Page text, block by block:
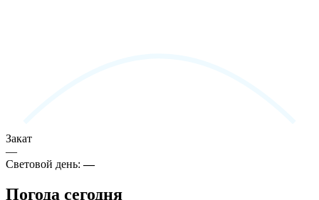
Закат
—
Световой день:—
Погода сегодня